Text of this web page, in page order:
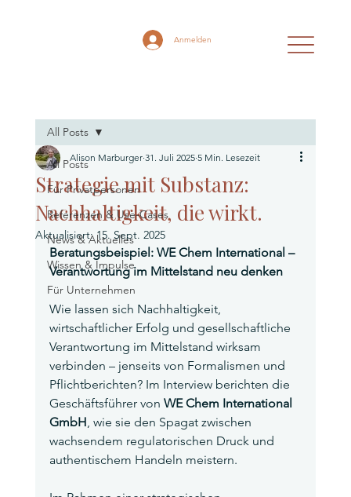
Anmelden
All Posts
Für Privatpersonen
Referenzen & Use-Cases
News & Aktuelles
Wissen & Impulse
Für Unternehmen
All Posts
Strategie mit Substanz:
Nachhaltigkeit, die wirkt.
Alison Marburger 31. Juli 2025 5 Min. Lesezeit
Aktualisiert: 15. Sept. 2025
Beratungsbeispiel: WE Chem International –
Verantwortung im Mittelstand neu denken
Wie lassen sich Nachhaltigkeit,
wirtschaftlicher Erfolg und gesellschaftliche
Verantwortung im Mittelstand wirksam
verbinden – jenseits von Formalismen und
Pflichtberichten? Im Interview berichten die
Geschäftsführer von WE Chem International
GmbH, wie sie den Spagat zwischen
wachsendem regulatorischen Druck und
authentischem Handeln meistern.